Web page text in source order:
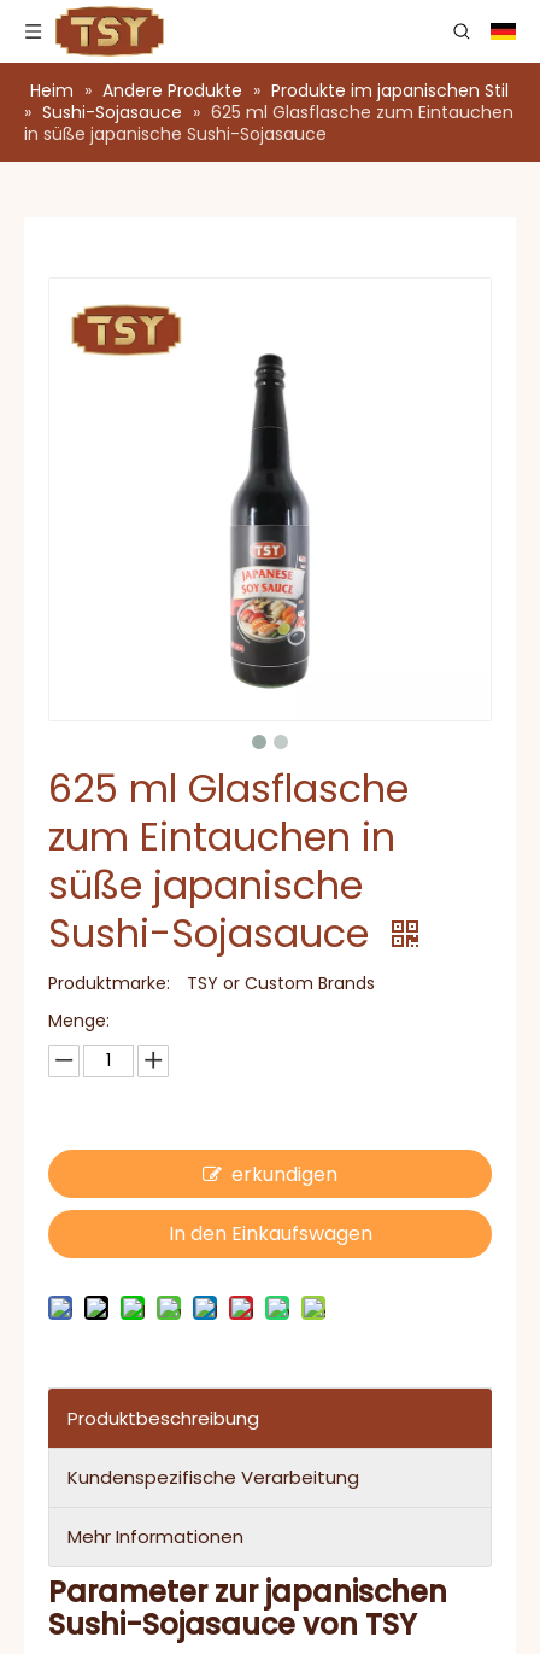
Heim » Andere Produkte » Produkte im japanischen Stil
» Sushi-Sojasauce » 625 ml Glasflasche zum Eintauchen
in süße japanische Sushi-Sojasauce
625 ml Glasflasche
zum Eintauchen in
süße japanische
Sushi-Sojasauce
Produktmarke:
TSY or Custom Brands
Menge:
erkundigen
In den Einkaufswagen
Produktbeschreibung
Kundenspezifische Verarbeitung
Mehr Informationen
Parameter zur japanischen
Sushi-Sojasauce von TSY